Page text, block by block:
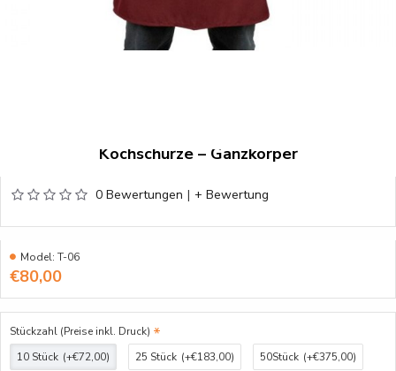
Kochschürze – Ganzkörper
0 Bewertungen | + Bewertung
€80,00
Model: T-06
Stückzahl (Preise inkl. Druck)
10 Stück (+€72,00) 25 Stück (+€183,00) 50Stück (+€375,00)